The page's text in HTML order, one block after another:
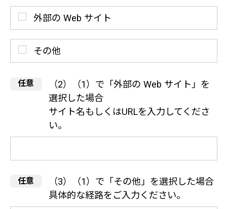
外部の Web サイト
その他
（2）（1）で「外部の Web サイト」を
選択した場合
サイト名もしくはURLを入力してくださ
い。
（3）（1）で「その他」を選択した場合
具体的な経路をご入力ください。